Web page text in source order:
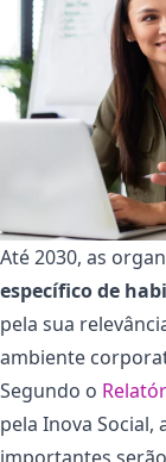
Até 2030, as
específico de
pela sua
ambiente
Segundo o
pela Inova Social,